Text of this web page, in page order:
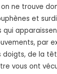
ne trouve
et
par
doigts, de la
vous ont